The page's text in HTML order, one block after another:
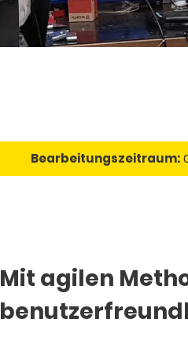
Bearbeitungszeitraum:
Mit agilen